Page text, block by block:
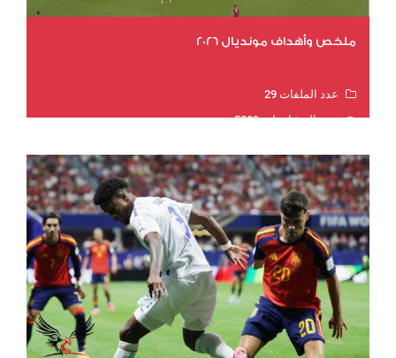
ملخص وأهداف مونديال 2026
عدد الملفات 29
عدد المشاهدات 5209